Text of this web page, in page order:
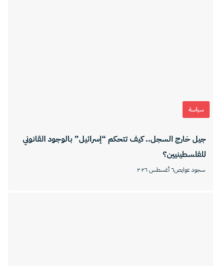
سياسة
جيل خارج السجل.. كيف تتحكم “إسرائيل” بالوجود القانوني
للفلسطينيين؟
سجود عوايص٦ أغسطس ٢٠٢٦